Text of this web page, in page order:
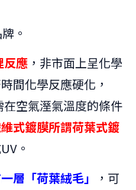
。
反應 ，非市面上呈化學
間化學反應硬化，
空氣溼氣溫度的條件
式鍍膜所謂荷葉式鍍
。
層「荷葉絨毛」
，可